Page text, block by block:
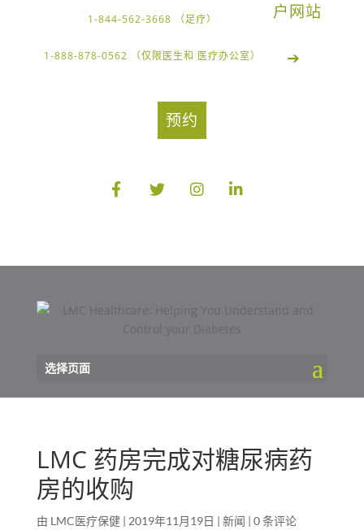
1-844-562-3668 （足疗）
1-888-878-0562 （仅限医生和 医疗办公室）
户网站
➔
预约
选择页面
LMC 药房完成对糖尿病药
房的收购
由 LMC医疗保健| 2019年11月19日 | 新闻 | 0 条评论